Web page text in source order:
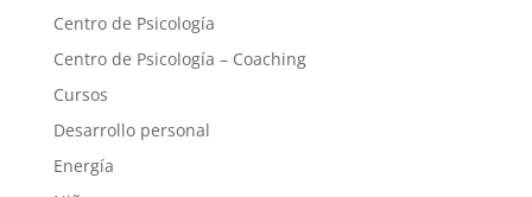
Centro de Psicología
Centro de Psicología – Coaching
Cursos
Desarrollo personal
Energía